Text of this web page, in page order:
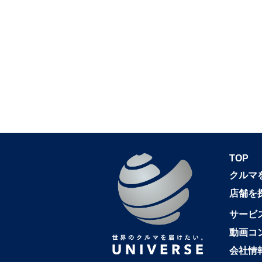
TOP
クルマ
店舗を
サービ
動画コ
会社情